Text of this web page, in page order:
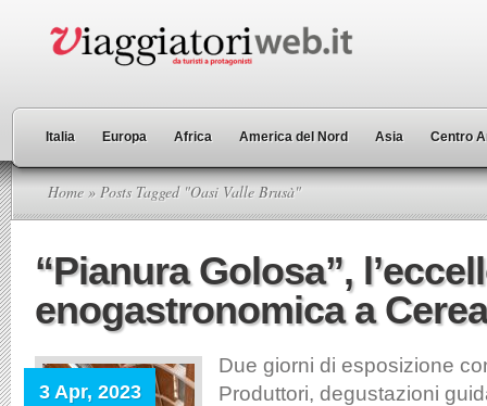
Italia Europa Africa America del Nord Asia Centro
Home » Posts Tagged "Oasi Valle Brusà"
“Pianura Golosa”,
enogastronomica a Cerea
3 Apr, 2023
Due giorni di esposizione
Produttori, degustazioni